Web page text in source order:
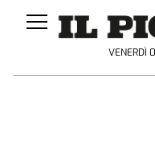
VENERDÌ